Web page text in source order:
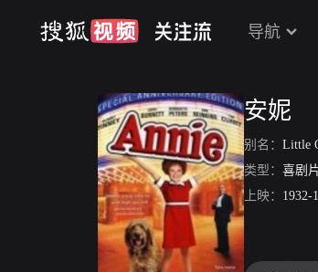
导航
安妮
别名： Little
类型： 喜剧
上映： 1932-